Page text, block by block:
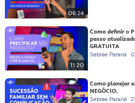
06:24
11:20
Como definir o
passo
GRATUITA
Sebrae Paraná
Como planejar
NEGÓCIO.
Sebrae Paraná